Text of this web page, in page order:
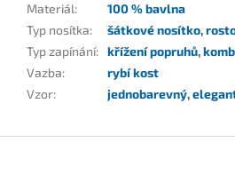
Materiál:
100 % bavlna
Typ nosítka: šátkové nosítko,
Typ zapínání: křížení popruhů,
Vazba:
rybí kost
Vzor: jednobarevný,